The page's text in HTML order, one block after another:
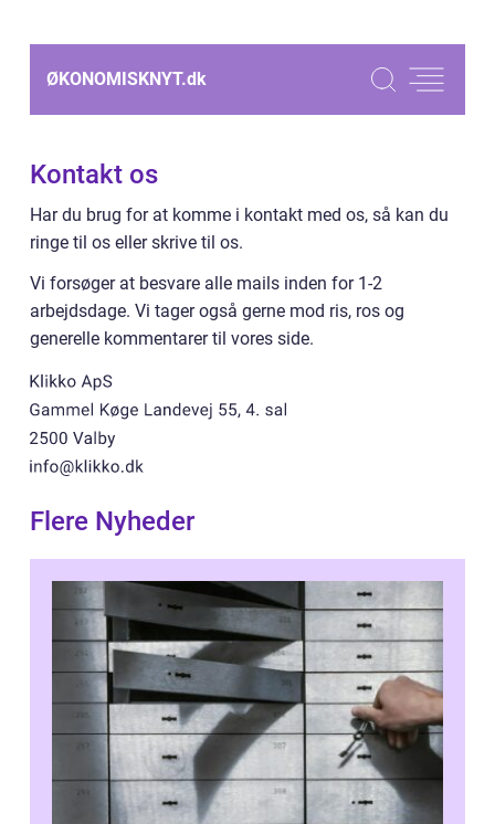
ØKONOMISKNYT.dk
Kontakt os
Har du brug for at komme i kontakt med os, så kan du
ringe til os eller skrive til os.
Vi forsøger at besvare alle mails inden for 1-2
arbejdsdage. Vi tager også gerne mod ris, ros og
generelle kommentarer til vores side.
Flere Nyheder